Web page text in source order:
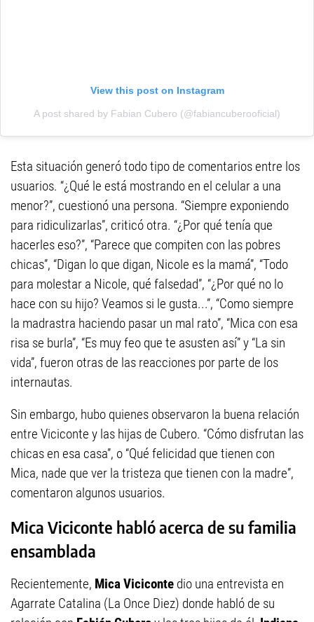
View this post on Instagram
A post shared by Fabian Cubero (@fabiancuberooficial)
Esta situación generó todo tipo de comentarios entre los
usuarios. “¿Qué le está mostrando en el celular a una
menor?”, cuestionó una persona. “Siempre exponiendo
para ridiculizarlas”, criticó otra. “¿Por qué tenía que
hacerles eso?”, “Parece que compiten con las pobres
chicas”, “Digan lo que digan, Nicole es la mamá”, “Todo
para molestar a Nicole, qué falsedad”, “¿Por qué no lo
hace con su hijo? Veamos si le gusta...”, “Como siempre
la madrastra haciendo pasar un mal rato”, “Mica con esa
risa se burla”, “Es muy feo que te asusten así” y “La sin
vida”, fueron otras de las reacciones por parte de los
internautas.
Sin embargo, hubo quienes observaron la buena relación
entre Viciconte y las hijas de Cubero. “Cómo disfrutan las
chicas en esa casa”, o “Qué felicidad que tienen con
Mica, nade que ver la tristeza que tienen con la madre”,
comentaron algunos usuarios.
Mica Viciconte habló acerca de su familia
ensamblada
Recientemente, Mica Viciconte dio una entrevista en
Agarrate Catalina (La Once Diez) donde habló de su